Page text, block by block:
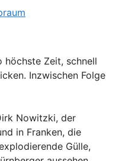
höchste Zeit, schnell
Inzwischen Folge
Nowitzki, der
in Franken, die
Gülle,